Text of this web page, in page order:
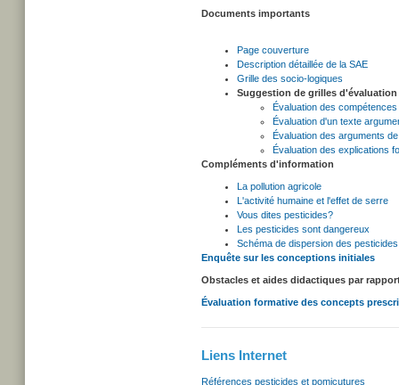
Documents importants
Page couverture
Description détaillée de la SAE
Grille des socio-logiques
Suggestion de grilles d'évaluation
Évaluation des
Évaluation d'un texte
Évaluation des arguments
Évaluation des explications
Compléments d'information
La pollution agricole
L'activité humaine et l'effet de serre
Vous dites pesticides?
Les pesticides sont dangereux
Schéma de dispersion des pesticides
Enquête sur les conceptions initiales
Obstacles et aides didactiques par
Évaluation formative des concepts
Liens Internet
Références pesticides et pomicutures